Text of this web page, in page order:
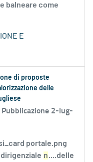
balneare come
E
di proposte
delle
2-lug-
portale.png
n....delle